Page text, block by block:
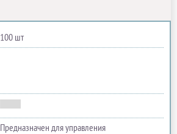
100 шт
Предназначен для управления